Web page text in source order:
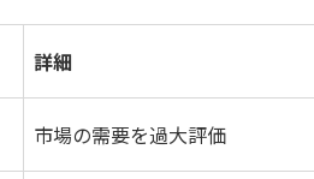
詳細
市場の需要を過大評価